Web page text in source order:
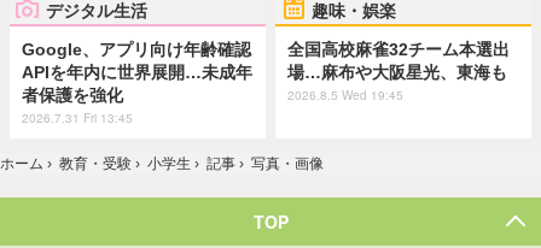
デジタル生活
Google、アプリ向け年齢確認
APIを年内に世界展開…未成年
者保護を強化
2026.7.31 Fri 13:45
趣味・娯楽
全国高校麻雀32チーム本選出
場…麻布や大阪星光、東海も
2026.8.5 Wed 19:45
ホーム › 教育・受験 › 小学生 › 記事 › 写真・画像
TOP